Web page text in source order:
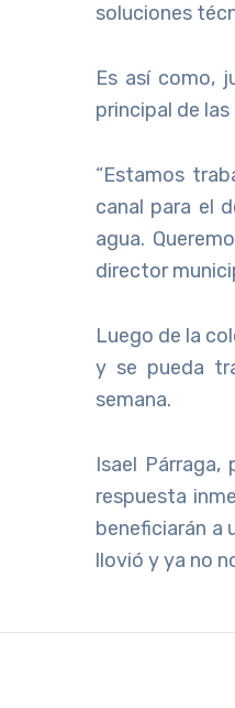
soluciones
Es así como,
principal de
“Estamos
canal para el
agua.
director
Luego de la
y se pueda
semana.
Isael
respuesta
beneficiarán a
llovió y ya no